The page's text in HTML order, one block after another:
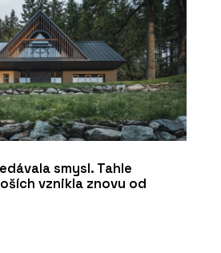
smysl. Tahle
vznikla znovu od